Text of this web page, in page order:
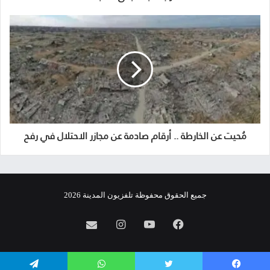
مُحيت عن الخارطة .. أرقام صادمة عن مجازر الاحتلال في رفح
جميع الحقوق محفوظة تلفزيون المدينة 2026
فيسبوكيوتيوبانستقرامinfo@almadina.tv